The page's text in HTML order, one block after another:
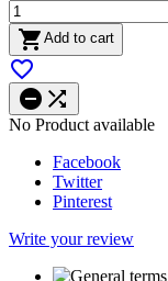
 Add to cart

 
No Product available
Facebook
Twitter
Pinterest
Write your review